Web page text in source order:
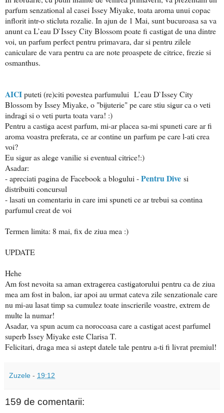
parfum senzational al casei Issey Miyake, toata aroma unui copac
inflorit intr-o sticluta rozalie. In ajun de 1 Mai, sunt bucuroasa sa va
anunt ca L’eau D`Issey City Blossom poate fi castigat de una dintre
voi, un parfum perfect pentru primavara, dar si pentru zilele
caniculare de vara pentru ca are note proaspete de citrice, frezie si
osmanthus.
AICIputeti (re)citi povestea parfumului L’eau D`Issey City
Blossom by Issey Miyake, o "bijuterie" pe care stiu sigur ca o veti
indragi si o veti purta toata vara! :)
Pentru a castiga acest parfum, mi-ar placea sa-mi spuneti care ar fi
aroma voastra preferata, ce ar contine un parfum pe care l-ati crea
voi?
Eu sigur as alege vanilie si eventual citrice!:)
Asadar:
- apreciati pagina de Facebook a blogului -Pentru Dive si
distribuiti concursul
- lasati un comentariu in care imi spuneti ce ar trebui sa contina
parfumul creat de voi
Termen limita: 8 mai, fix de ziua mea :)
UPDATE
Hehe
Am fost nevoita sa aman extragerea castigatorului pentru ca de ziua
mea am fost in balon, iar apoi au urmat cateva zile senzationale care
nu mi-au lasat timp sa cumulez toate inscrierile voastre, extrem de
multe la numar!
Asadar, va spun acum ca norocoasa care a castigat acest parfumel
superb Issey Miyake este Clarisa T.
Felicitari, draga mea si astept datele tale pentru a-ti fi livrat premiul!
Zuzele - 19:12
159 de comentarii: